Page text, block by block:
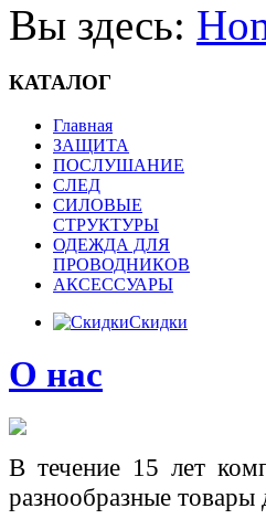
Вы здесь:
КАТАЛОГ
Главная
ЗАЩИТА
ПОСЛУШАНИЕ
СЛЕД
СИЛОВЫЕ
СТРУКТУРЫ
ОДЕЖДА ДЛЯ
ПРОВОДНИКОВ
АКСЕССУАРЫ
Скидки
О нас
В течение 15 лет
разнообразные товары